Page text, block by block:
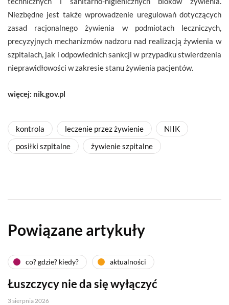
Niezbędne jest także wprowadzenie uregulowań dotyczących
zasad racjonalnego żywienia w podmiotach leczniczych,
precyzyjnych mechanizmów nadzoru nad realizacją żywienia w
szpitalach, jak i odpowiednich sankcji w przypadku stwierdzenia
nieprawidłowości w zakresie stanu żywienia pacjentów.
więcej: nik.gov.pl
kontrola leczenie przez żywienie
NIIK
posiłki szpitalne
żywienie szpitalne
Powiązane artykuły
co? gdzie? kiedy? aktualności
Łuszczycy nie da się wyłączyć
3 sierpnia 2026